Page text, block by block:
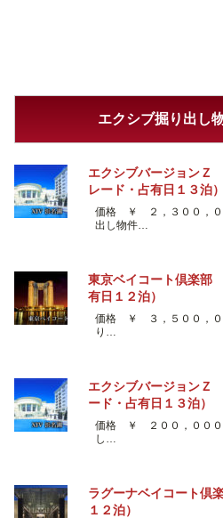
エクシブ掘り出し
エクシブバージョン
レード・占有日１３泊）
価格 ￥ ２，３００，０
出し物件…
東京ベイコート倶楽部
有日１２泊）
価格 ￥ ３，５００，０
り…
エクシブバージョン
ード・占有日１３泊）
価格 ￥ ２００，０００
し…
ラグーナベイコート倶
１２泊）